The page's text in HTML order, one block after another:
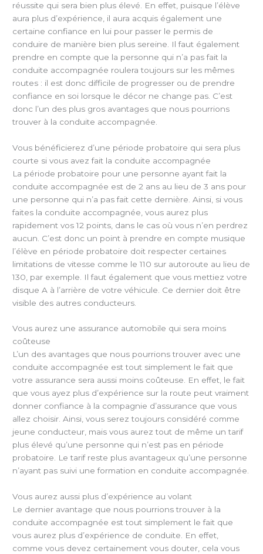
réussite qui sera bien plus élevé. En effet, puisque l’élève
aura plus d’expérience, il aura acquis également une
certaine confiance en lui pour passer le permis de
conduire de manière bien plus sereine. Il faut également
prendre en compte que la personne qui n’a pas fait la
conduite accompagnée roulera toujours sur les mêmes
routes : il est donc difficile de progresser ou de prendre
confiance en soi lorsque le décor ne change pas. C’est
donc l’un des plus gros avantages que nous pourrions
trouver à la conduite accompagnée.
Vous bénéficierez d’une période probatoire qui sera plus
courte si vous avez fait la conduite accompagnée
La période probatoire pour une personne ayant fait la
conduite accompagnée est de 2 ans au lieu de 3 ans pour
une personne qui n’a pas fait cette dernière. Ainsi, si vous
faites la conduite accompagnée, vous aurez plus
rapidement vos 12 points, dans le cas où vous n’en perdrez
aucun. C’est donc un point à prendre en compte musique
l’élève en période probatoire doit respecter certaines
limitations de vitesse comme le 110 sur autoroute au lieu de
130, par exemple. Il faut également que vous mettiez votre
disque A à l’arrière de votre véhicule. Ce dernier doit être
visible des autres conducteurs.
Vous aurez une assurance automobile qui sera moins
coûteuse
L’un des avantages que nous pourrions trouver avec une
conduite accompagnée est tout simplement le fait que
votre assurance sera aussi moins coûteuse. En effet, le fait
que vous ayez plus d’expérience sur la route peut vraiment
donner confiance à la compagnie d’assurance que vous
allez choisir. Ainsi, vous serez toujours considéré comme
jeune conducteur, mais vous aurez tout de même un tarif
plus élevé qu’une personne qui n’est pas en période
probatoire. Le tarif reste plus avantageux qu’une personne
n’ayant pas suivi une formation en conduite accompagnée.
Vous aurez aussi plus d’expérience au volant
Le dernier avantage que nous pourrions trouver à la
conduite accompagnée est tout simplement le fait que
vous aurez plus d’expérience de conduite. En effet,
comme vous devez certainement vous douter, cela vous